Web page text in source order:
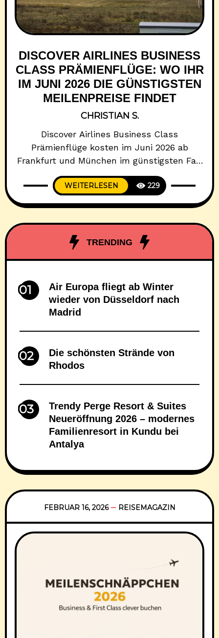
DISCOVER AIRLINES BUSINESS
CLASS PRÄMIENFLÜGE: WO IHR
IM JUNI 2026 DIE GÜNSTIGSTEN
MEILENPREISE FINDET
CHRISTIAN S.
Discover Airlines Business Class
Prämienflüge kosten im Juni 2026 ab
Frankfurt und München im günstigsten Fall
41.881 Miles & More Meilen plus 531 Euro
Zuzahlungen. Der niedrigste gefundene Preis
Seit März 2026 gelten bei Miles & More auch
für Discover Airlines dynamische
WEITERLESEN 229
TRENDING
01
Air Europa fliegt ab Winter
wieder von Düsseldorf nach
Madrid
02
Die schönsten Strände von
Rhodos
03
Trendy Perge Resort & Suites
Neueröffnung 2026 – modernes
Familienresort in Kundu bei
Antalya
FEBRUAR 16, 2026 REISEMAGAZIN